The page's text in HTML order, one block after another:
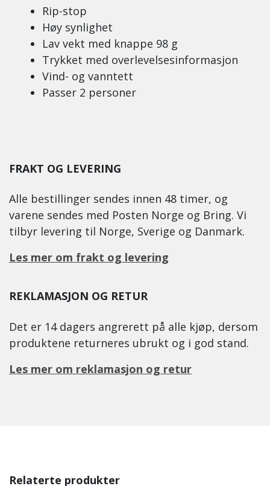
Rip-stop
Høy synlighet
Lav vekt med knappe 98 g
Trykket med overlevelsesinformasjon
Vind- og vanntett
Passer 2 personer
FRAKT OG LEVERING
Alle bestillinger sendes innen 48 timer, og
varene sendes med Posten Norge og Bring. Vi
tilbyr levering til Norge, Sverige og Danmark.
Les mer om frakt og levering
REKLAMASJON OG RETUR
Det er 14 dagers angrerett på alle kjøp, dersom
produktene returneres ubrukt og i god stand.
Les mer om reklamasjon og retur
Relaterte produkter